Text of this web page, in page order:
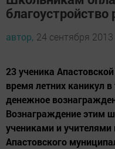
благоустройство
автор, 24 сентября
23 ученика
время летних каникул
денежное
Вознаграждение этим
учениками и учителями
Апастовского